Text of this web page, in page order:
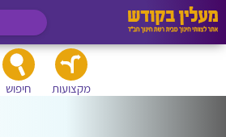
מקצועות חיפוש